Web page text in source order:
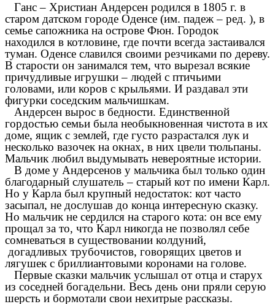
Ганс – Христиан Андерсен родился в 1805 г. в
старом датском городе Оденсе (им. падеж – ред. ), в
семье сапожника на острове Фюн. Городок
находился в котловине, где почти всегда застаивался
туман. Оденсе славился своими резчиками по дереву.
В старости он занимался тем, что вырезал всякие
причудливые игрушки – людей с птичьими
головами, или коров с крыльями. И раздавал эти
фигурки соседским мальчишкам.
Андерсен вырос в бедности. Единственной
гордостью семьи была необыкновенная чистота в их
доме, ящик с землей, где густо разрастался лук и
несколько вазочек на окнах, в них цвели тюльпаны.
Мальчик любил выдумывать невероятные истории.
В доме у Андерсенов у мальчика был только один
благодарный слушатель – старый кот по имени Карл.
Но у Карла был крупный недостаток: кот часто
засыпал, не дослушав до конца интересную сказку.
Но мальчик не сердился на старого кота: он все ему
прощал за то, что Карл никогда не позволял себе
сомневаться в существовании колдуний,
догадливых трубочистов, говорящих цветов и
лягушек с бриллиантовыми коронами на голове.
Первые сказки мальчик услышал от отца и старух
из соседней богадельни. Весь день они пряли серую
шерсть и бормотали свои нехитрые рассказы.